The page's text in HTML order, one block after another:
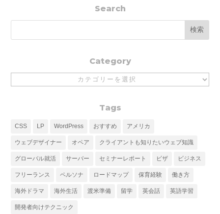
Search
Category
Tags
CSS LP WordPress おすすめ アメリカ
ウェブデザイナー オペア クライアントも知りたいウェブ知識
グローバル就活 サーバー セミナーレポート ビザ ビジネス
フリーランス ペルソナ ロードマップ 保育経験 働き方
海外ドラマ 海外生活 渡米準備 留学 英会話 英語学習
開発者向けテクニック